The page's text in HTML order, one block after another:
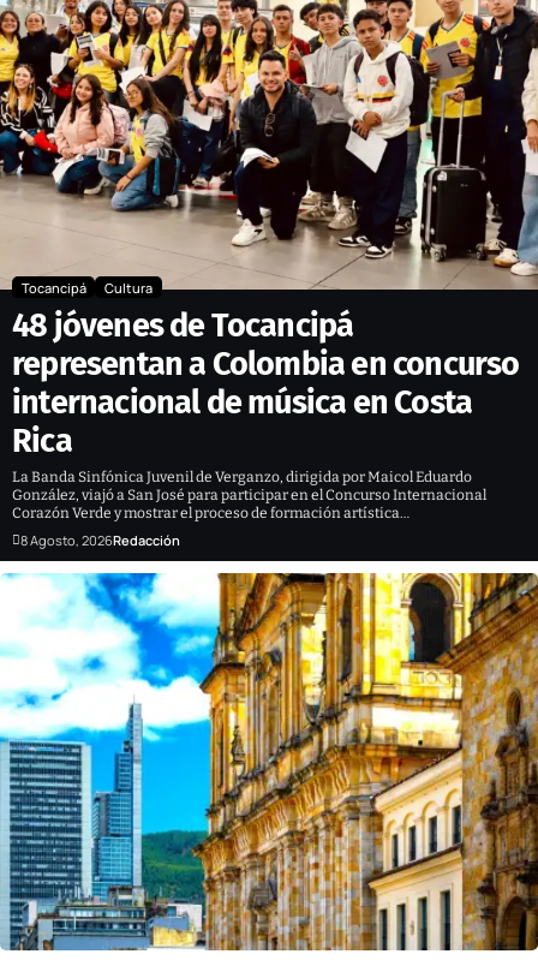
Tocancipá Cultura
48 jóvenes de Tocancipá
representan a Colombia en concurso
internacional de música en Costa
Rica
La Banda Sinfónica Juvenil de Verganzo, dirigida por Maicol Eduardo
González, viajó a San José para participar en el Concurso Internacional
Corazón Verde y mostrar el proceso de formación artística…
8 Agosto, 2026Redacción